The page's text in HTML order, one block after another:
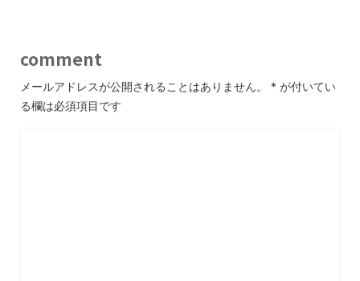
comment
メールアドレスが公開されることはありません。 * が付いてい
る欄は必須項目です